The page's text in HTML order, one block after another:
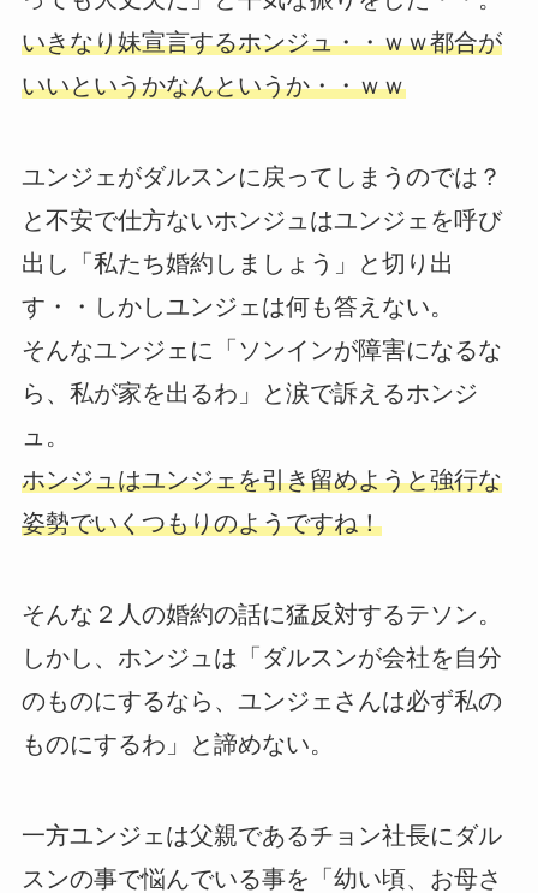
いきなり妹宣言するホンジュ・・ｗｗ都合が
いいというかなんというか・・ｗｗ
ユンジェがダルスンに戻ってしまうのでは？
と不安で仕方ないホンジュはユンジェを呼び
出し「私たち婚約しましょう」と切り出
す・・しかしユンジェは何も答えない。
そんなユンジェに「ソンインが障害になるな
ら、私が家を出るわ」と涙で訴えるホンジ
ュ。
ホンジュはユンジェを引き留めようと強行な
姿勢でいくつもりのようですね！
そんな２人の婚約の話に猛反対するテソン。
しかし、ホンジュは「ダルスンが会社を自分
のものにするなら、ユンジェさんは必ず私の
ものにするわ」と諦めない。
一方ユンジェは父親であるチョン社長にダル
スンの事で悩んでいる事を「幼い頃、お母さ